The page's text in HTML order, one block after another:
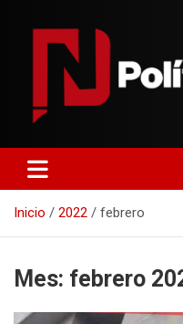
contenido
Politica Neta
Inicio 2022 febrero
Mes: febrero